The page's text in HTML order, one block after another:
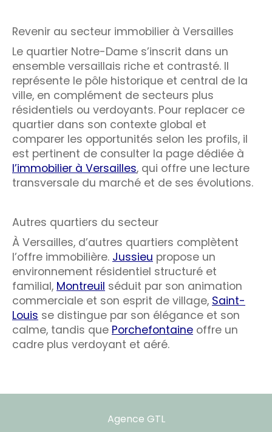
Revenir au secteur immobilier à Versailles
Le quartier Notre-Dame s’inscrit dans un
ensemble versaillais riche et contrasté. Il
représente le pôle historique et central de la
ville, en complément de secteurs plus
résidentiels ou verdoyants. Pour replacer ce
quartier dans son contexte global et
comparer les opportunités selon les profils, il
est pertinent de consulter la page dédiée à
l’immobilier à Versailles, qui offre une lecture
transversale du marché et de ses évolutions.
Autres quartiers du secteur
À Versailles, d’autres quartiers complètent
l’offre immobilière. Jussieu propose un
environnement résidentiel structuré et
familial, Montreuil séduit par son animation
commerciale et son esprit de village, Saint-
Louis se distingue par son élégance et son
calme, tandis que Porchefontaine offre un
cadre plus verdoyant et aéré.
Agence GTL